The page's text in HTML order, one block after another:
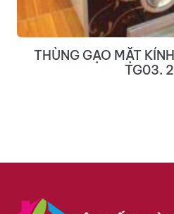
THÙNG GẠO MẶT
TG03.